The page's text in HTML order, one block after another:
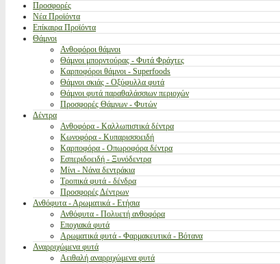
Προσφορές
Νέα Προϊόντα
Επίκαιρα Προϊόντα
Θάμνοι
Ανθοφόροι θάμνοι
Θάμνοι μπορντούρας - Φυτά Φράχτες
Καρποφόροι θάμνοι - Superfoods
Θάμνοι σκιάς - Οξύφυλλα φυτά
Θάμνοι φυτά παραθαλάσσιων περιοχών
Προσφορές Θάμνων - Φυτών
Δέντρα
Ανθοφόρα - Καλλωπιστικά δέντρα
Κωνοφόρα - Κυπαρισσοειδή
Καρποφόρα - Οπωροφόρα δέντρα
Εσπεριδοειδή - Ξυνόδεντρα
Μίνι - Νάνα δεντράκια
Τροπικά φυτά - δένδρα
Προσφορές Δέντρων
Ανθόφυτα - Αρωματικά - Ετήσια
Ανθόφυτα - Πολυετή ανθοφόρα
Εποχιακά φυτά
Αρωματικά φυτά - Φαρμακευτικά - Βότανα
Αναρριχώμενα φυτά
Αειθαλή αναρριχώμενα φυτά